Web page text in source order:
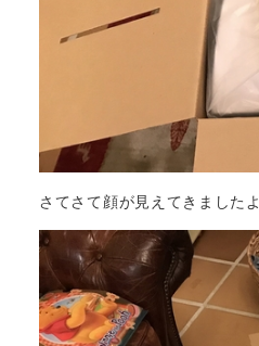
さてさて顔が見えてきましたよ